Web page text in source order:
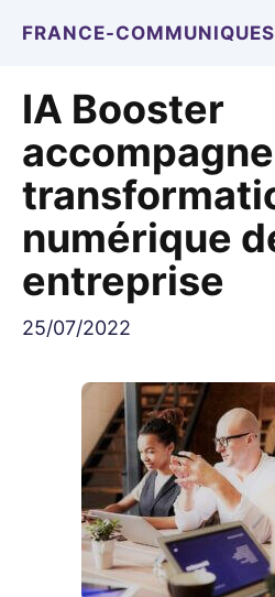
FRANCE-
IA Booster
numérique
entreprise
25/07/2022